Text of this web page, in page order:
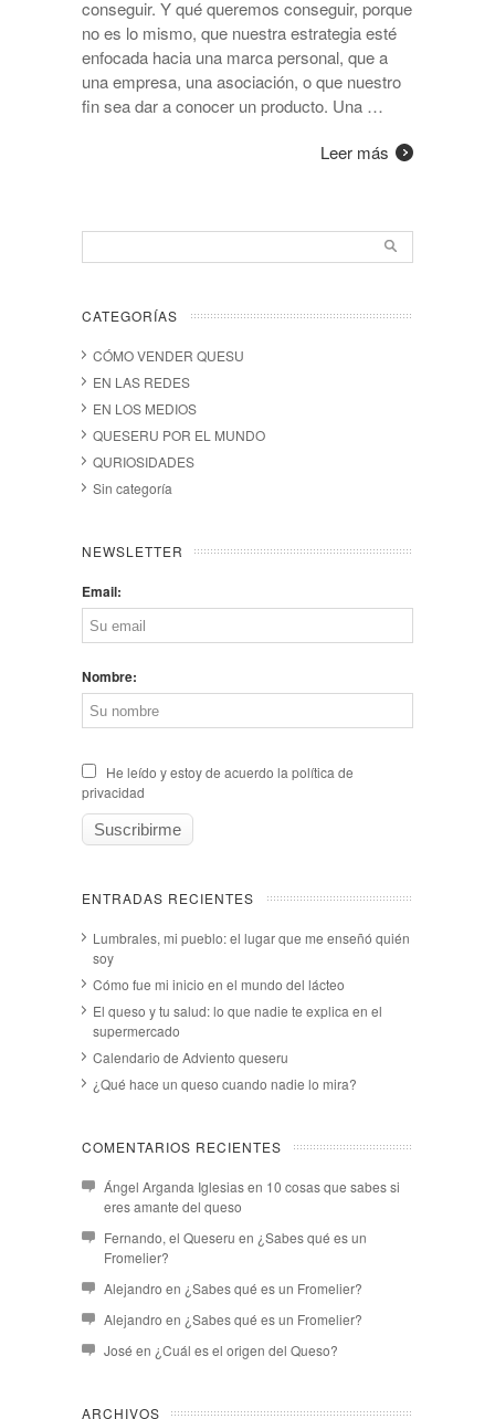
conseguir. Y qué queremos conseguir, porque
no es lo mismo, que nuestra estrategia esté
enfocada hacia una marca personal, que a
una empresa, una asociación, o que nuestro
fin sea dar a conocer un producto. Una …
Leer más
CATEGORÍAS
CÓMO VENDER QUESU
EN LAS REDES
EN LOS MEDIOS
QUESERU POR EL MUNDO
QURIOSIDADES
Sin categoría
NEWSLETTER
Email:
Nombre:
He leído y estoy de acuerdo la política de
privacidad
ENTRADAS RECIENTES
Lumbrales, mi pueblo: el lugar que me enseñó quién
soy
Cómo fue mi inicio en el mundo del lácteo
El queso y tu salud: lo que nadie te explica en el
supermercado
Calendario de Adviento queseru
¿Qué hace un queso cuando nadie lo mira?
COMENTARIOS RECIENTES
Ángel Arganda Iglesiasen 10 cosas que sabes si
eres amante del queso
Fernando, el Queseru en ¿Sabes qué es un
Fromelier?
Alejandro en ¿Sabes qué es un Fromelier?
Alejandro en ¿Sabes qué es un Fromelier?
José en ¿Cuál es el origen del Queso?
ARCHIVOS